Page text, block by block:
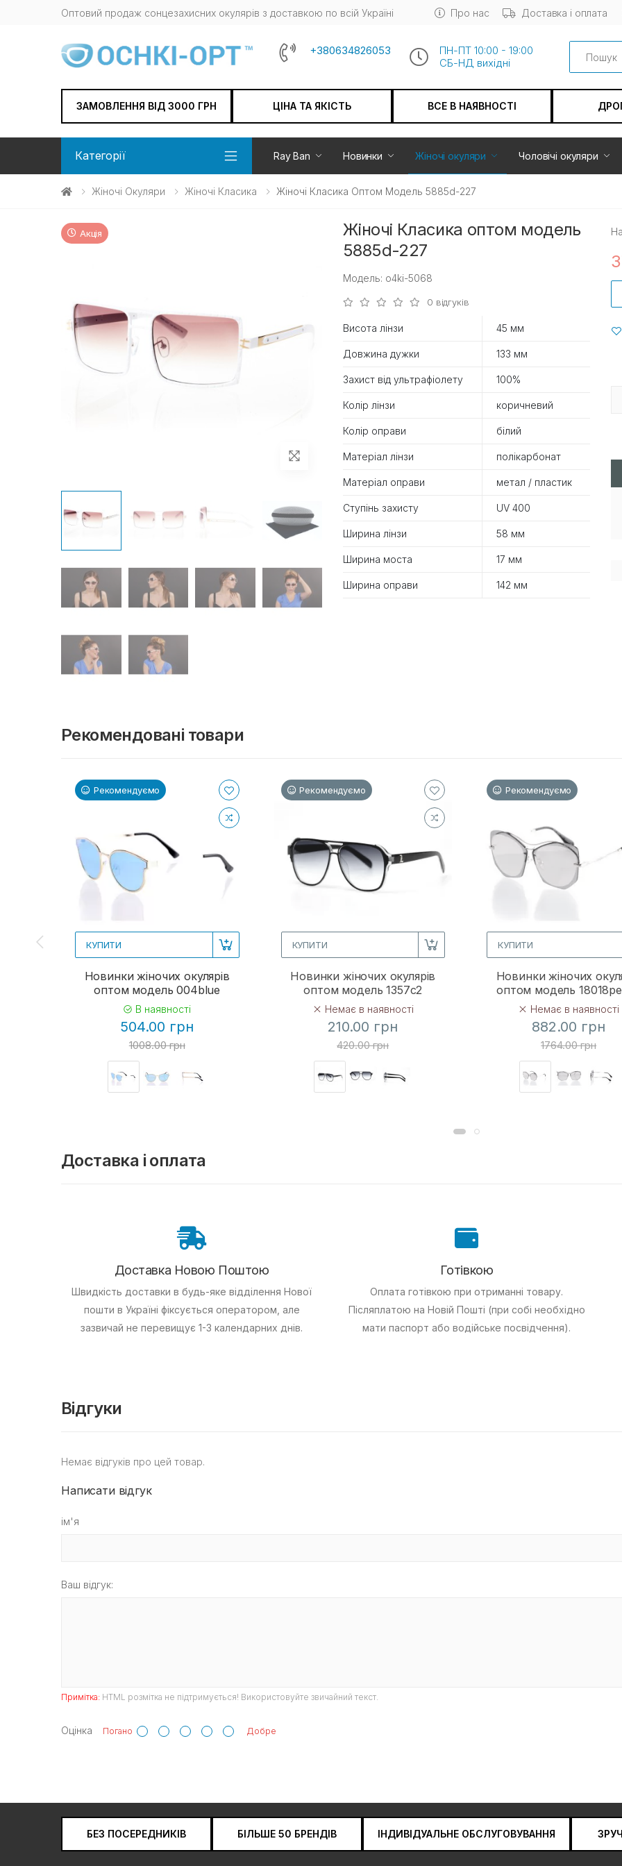
Оптовий продаж сонцезахисних окулярів з доставкою по всій Україні Про нас Доставка і оплата
+380634826053
ПН-ПТ 10:00 - 19:00
СБ-НД вихiдні
Search
ЗАМОВЛЕННЯ ВІД 3000 ГРН ЦІНА ТА ЯКІСТЬ ВСЕ В НАЯВНОСТІ
Категорії Ray Ban Новинки Жіночі окуляри Чоловічі окуляри
Жіночі Окуляри Жіночі Класика Жіночі Класика Оптом Модель 5885d-227
Акція
Жіночі Класика оптом модель
5885d-227
Модель: o4ki-5068
0 відгуків
Висота лінзи 45 мм
Довжина дужки 133 мм
Захист від ультрафіолету 100%
Колір лінзи коричневий
Колір оправи білий
Матеріал лінзи полікарбонат
Матеріал оправи метал / пластик
Ступінь захисту UV 400
Ширина лінзи 58 мм
Ширина моста 17 мм
Ширина оправи 142 мм
Рекомендовані товари
Рекомендуємо
КУПИТИ
Новинки жіночих окулярів
оптом модель 004blue
В наявності
504.00 грн
1008.00 грн
Рекомендуємо
КУПИТИ
Новинки жіночих окулярів
оптом модель 1357c2
Немає в наявності
210.00 грн
420.00 грн
Рекомендуємо
КУПИТИ
Новинки жіночих
оптом модель
Немає в наявності
882.00 грн
1764.00 грн
Доставка і оплата
Доставка Новою Поштою
Швидкість доставки в будь-яке відділення Нової
пошти в Україні фіксується оператором, але
зазвичай не перевищує 1-3 календарних днів.
Готівкою
Оплата готівкою при отриманні товару.
Післяплатою на Новій Пошті (при собі необхідно
мати паспорт або водійське посвідчення).
Відгуки
Немає відгуків про цей товар.
Написати відгук
ім'я
Ваш відгук:
Примітка: HTML розмітка не підтримується! Використовуйте звичайний текст.
Оцінка Погано Добре
БЕЗ ПОСЕРЕДНИКІВ БІЛЬШЕ 50 БРЕНДІВ ІНДИВІДУАЛЬНЕ ОБСЛУГОВУВАННЯ